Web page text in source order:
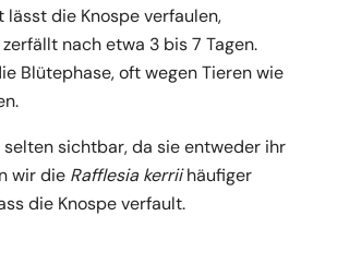
lässt die Knospe verfaulen,
nach etwa 3 bis 7 Tagen.
Blütephase, oft wegen Tieren wie
sichtbar, da sie entweder ihr
wir die Rafflesia kerriihäufiger
die Knospe verfault.